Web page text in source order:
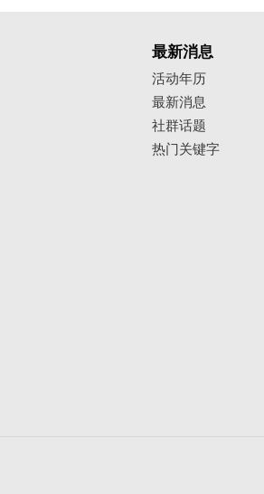
最新消息
活动年历
最新消息
社群话题
热门关键字